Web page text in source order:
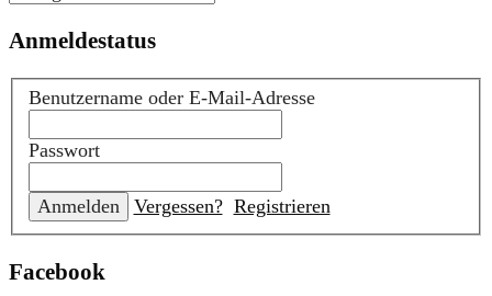
Anmeldestatus
Benutzername oder E-Mail-Adresse
Passwort
Vergessen? Registrieren
Facebook